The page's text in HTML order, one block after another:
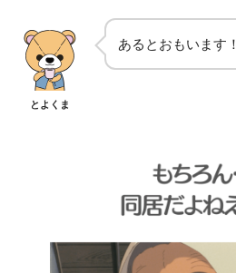
とよくま
あるとおもいます！